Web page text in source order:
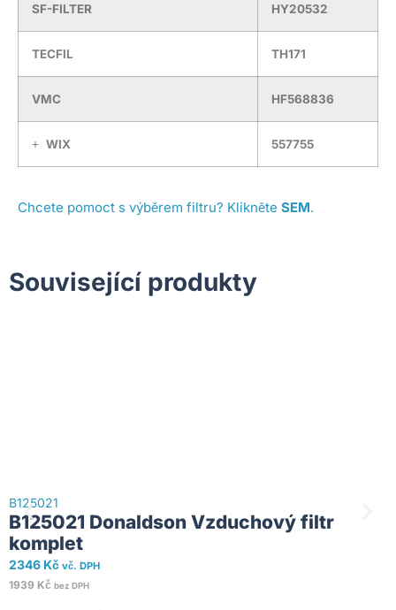
SF-FILTER HY20532
TECFIL TH171
VMC HF568836
WIX 557755
Chcete pomoct s výběrem filtru? Klikněte SEM.
Související produkty
B125021
B125021 Donaldson Vzduchový filtr
komplet
2346 Kč vč. DPH
1939 Kč bez DPH